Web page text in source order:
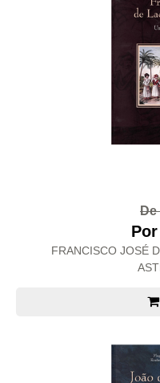
De
FRANCISCO JOSÉ